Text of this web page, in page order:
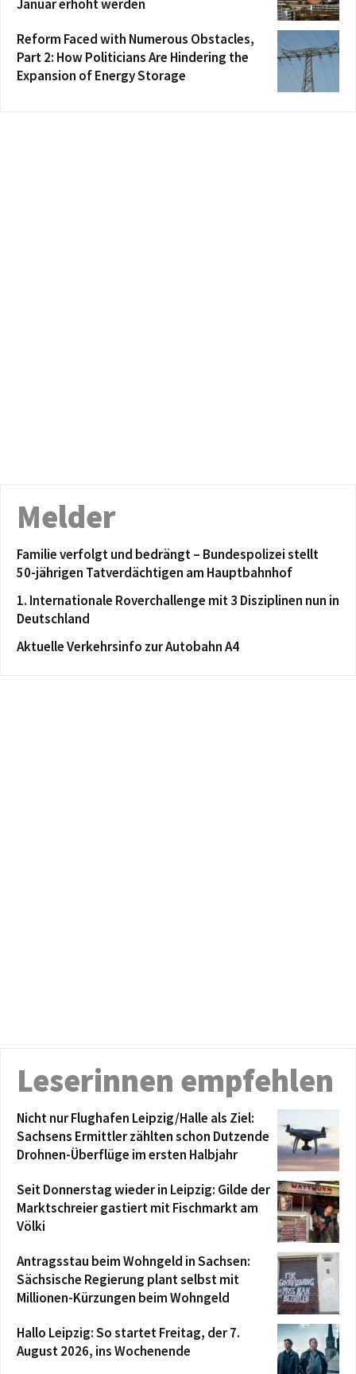
Januar erhöht werden
Reform Faced with Numerous Obstacles,
Part 2: How Politicians Are Hindering the
Expansion of Energy Storage
Melder
Familie verfolgt und bedrängt – Bundespolizei stellt
50-jährigen Tatverdächtigen am Hauptbahnhof
1. Internationale Roverchallenge mit 3 Disziplinen nun in
Deutschland
Aktuelle Verkehrsinfo zur Autobahn A4
Leserinnen empfehlen
Nicht nur Flughafen Leipzig/Halle als Ziel:
Sachsens Ermittler zählten schon Dutzende
Drohnen-Überflüge im ersten Halbjahr
Seit Donnerstag wieder in Leipzig: Gilde der
Marktschreier gastiert mit Fischmarkt am
Völki
Antragsstau beim Wohngeld in Sachsen:
Sächsische Regierung plant selbst mit
Millionen-Kürzungen beim Wohngeld
Hallo Leipzig: So startet Freitag, der 7.
August 2026, ins Wochenende